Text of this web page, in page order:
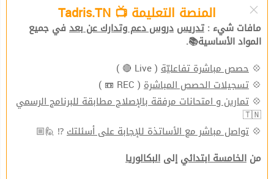
المنصة التعليمة 📺 Tadris.TN
مافات شيء : تدريس دروس دعم وتدارك عن بعد في جميع
المواد الأساسية📚.
💠 حصص مباشرة تفاعليّة ( Live 🔴 )
💠 تسجيلات الحصص المباشرة ( REC 📼 )
💠 تمارين و امتحانات مرفقة بالإصلاح مطابقة للبرنامج الرسمي
🇹🇳
💠 تواصل مباشر مع الأساتذة للإجابة على أسئلتك⁉ 🙋🏼
من الخامسة ابتدائي إلى البكالوريا